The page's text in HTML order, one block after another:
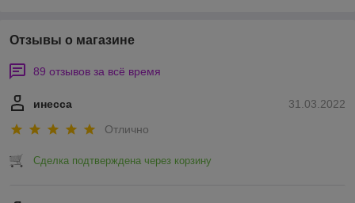
Отзывы о магазине
89 отзывов за всё время
31.03.2022
инесса
Отлично
Сделка подтверждена через корзину